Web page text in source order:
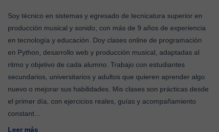
Soy técnico en sistemas y egresado de tecnicatura superior en
producción musical y sonido, con más de 9 años de experiencia
en tecnología y educación. Doy clases online de programación
en Python, desarrollo web y producción musical, adaptadas al
ritmo y objetivo de cada alumno. Trabajo con estudiantes
secundarios, universitarios y adultos que quieren aprender algo
nuevo o mejorar sus habilidades. Mis clases son prácticas desde
el primer día, con ejercicios reales, guías y acompañamiento
constant
Leer más